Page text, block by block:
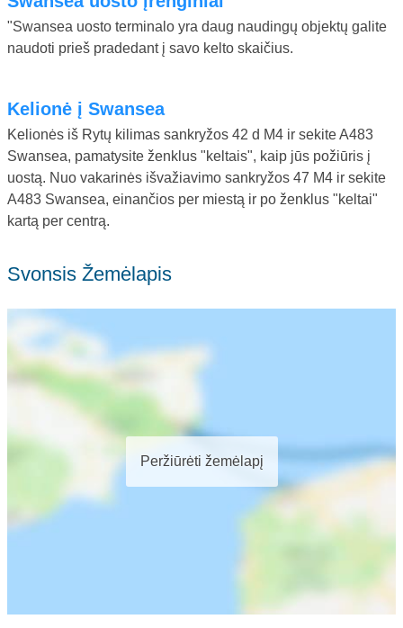
"Swansea uosto terminalo yra daug naudingų objektų galite
naudoti prieš pradedant į savo kelto skaičius.
Kelionė į Swansea
Kelionės iš Rytų kilimas sankryžos 42 d M4 ir sekite A483
Swansea, pamatysite ženklus "keltais", kaip jūs požiūris į
uostą. Nuo vakarinės išvažiavimo sankryžos 47 M4 ir sekite
A483 Swansea, einančios per miestą ir po ženklus "keltai"
kartą per centrą.
Svonsis Žemėlapis
Peržiūrėti žemėlapį